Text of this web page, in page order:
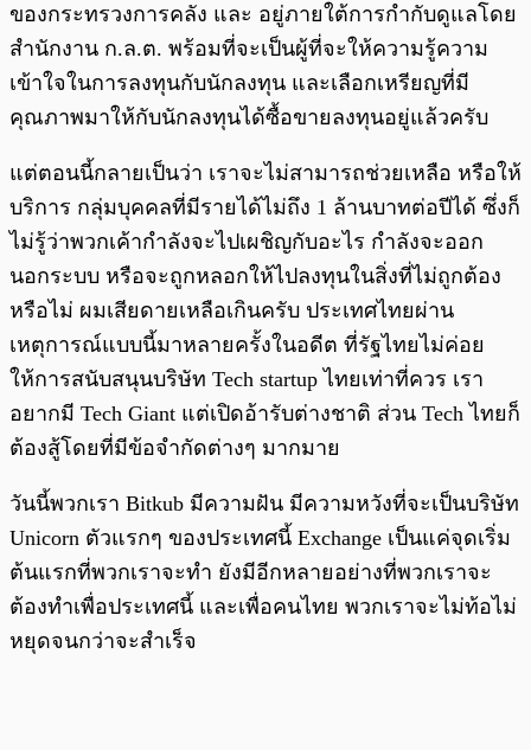
ของกระทรวงการคลัง และ อยู่ภายใต้การกำกับดูแลโดย
สำนักงาน ก.ล.ต. พร้อมที่จะเป็นผู้ที่จะให้ความรู้ความ
เข้าใจในการลงทุนกับนักลงทุน และเลือกเหรียญที่มี
คุณภาพมาให้กับนักลงทุนได้ซื้อขายลงทุนอยู่แล้วครับ
แต่ตอนนี้กลายเป็นว่า เราจะไม่สามารถช่วยเหลือ หรือให้
บริการ กลุ่มบุคคลที่มีรายได้ไม่ถึง 1 ล้านบาทต่อปีได้ ซึ่งก็
ไม่รู้ว่าพวกเค้ากำลังจะไปเผชิญกับอะไร กำลังจะออก
นอกระบบ หรือจะถูกหลอกให้ไปลงทุนในสิ่งที่ไม่ถูกต้อง
หรือไม่ ผมเสียดายเหลือเกินครับ ประเทศไทยผ่าน
เหตุการณ์แบบนี้มาหลายครั้งในอดีต ที่รัฐไทยไม่ค่อย
ให้การสนับสนุนบริษัท Tech startup ไทยเท่าที่ควร เรา
อยากมี Tech Giant แต่เปิดอ้ารับต่างชาติ ส่วน Tech ไทยก็
ต้องสู้โดยที่มีข้อจำกัดต่างๆ มากมาย
วันนี้พวกเรา Bitkub มีความฝัน มีความหวังที่จะเป็นบริษัท
Unicorn ตัวแรกๆ ของประเทศนี้ Exchange เป็นแค่จุดเริ่ม
ต้นแรกที่พวกเราจะทำ ยังมีอีกหลายอย่างที่พวกเราจะ
ต้องทำเพื่อประเทศนี้ และเพื่อคนไทย พวกเราจะไม่ท้อไม่
หยุดจนกว่าจะสำเร็จ